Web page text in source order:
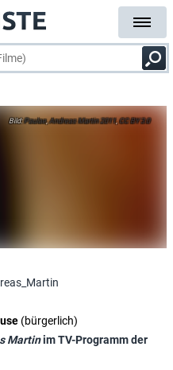
Paulae,Andreas Martin 2011,CC BY 3.0
(bürgerlich)
Martinim TV-Programm der